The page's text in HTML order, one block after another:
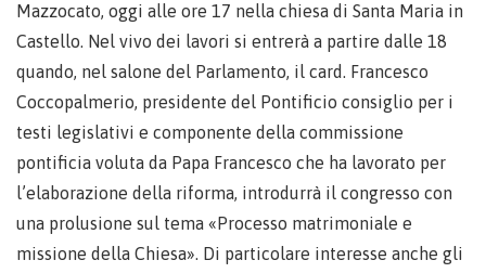
Mazzocato, oggi alle ore 17 nella chiesa di Santa Maria in
Castello. Nel vivo dei lavori si entrerà a partire dalle 18
quando, nel salone del Parlamento, il card. Francesco
Coccopalmerio, presidente del Pontificio consiglio per i
testi legislativi e componente della commissione
pontificia voluta da Papa Francesco che ha lavorato per
l’elaborazione della riforma, introdurrà il congresso con
una prolusione sul tema «Processo matrimoniale e
missione della Chiesa». Di particolare interesse anche gli